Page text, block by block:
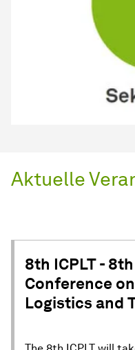
Aktuelle
8th ICPLT -
Conference
Logistics and